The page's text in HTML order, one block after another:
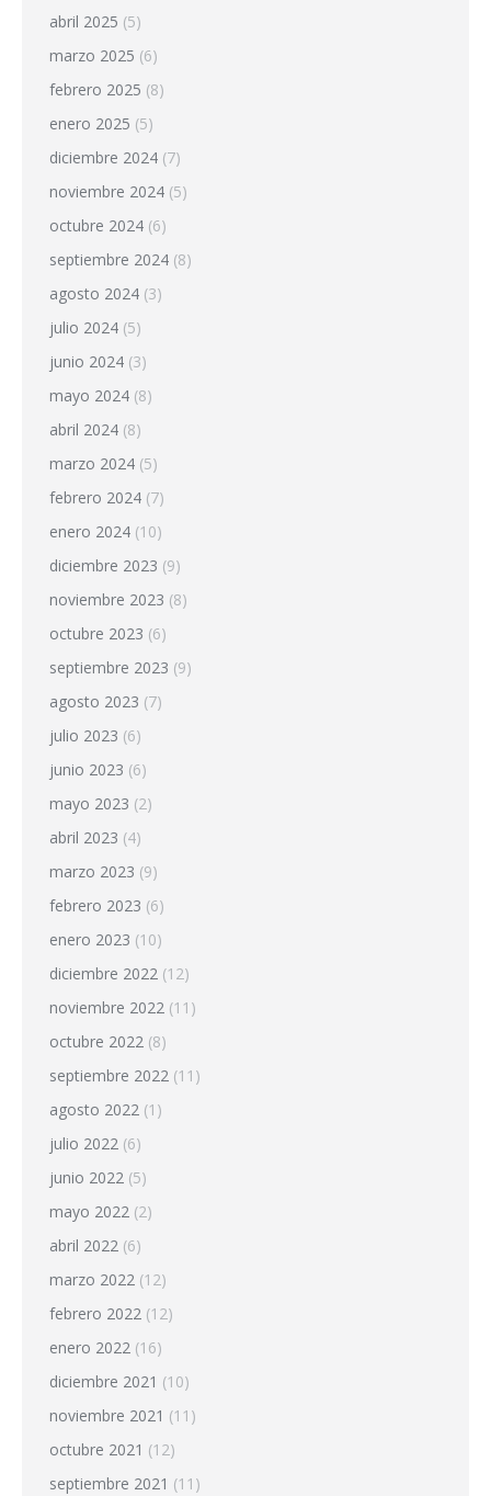
abril 2025 (5)
marzo 2025 (6)
febrero 2025 (8)
enero 2025 (5)
diciembre 2024 (7)
noviembre 2024 (5)
octubre 2024 (6)
septiembre 2024 (8)
agosto 2024 (3)
julio 2024 (5)
junio 2024 (3)
mayo 2024 (8)
abril 2024 (8)
marzo 2024 (5)
febrero 2024 (7)
enero 2024 (10)
diciembre 2023 (9)
noviembre 2023 (8)
octubre 2023 (6)
septiembre 2023 (9)
agosto 2023 (7)
julio 2023 (6)
junio 2023 (6)
mayo 2023 (2)
abril 2023 (4)
marzo 2023 (9)
febrero 2023 (6)
enero 2023 (10)
diciembre 2022 (12)
noviembre 2022 (11)
octubre 2022 (8)
septiembre 2022 (11)
agosto 2022 (1)
julio 2022 (6)
junio 2022 (5)
mayo 2022 (2)
abril 2022 (6)
marzo 2022 (12)
febrero 2022 (12)
enero 2022 (16)
diciembre 2021 (10)
noviembre 2021 (11)
octubre 2021 (12)
septiembre 2021 (11)